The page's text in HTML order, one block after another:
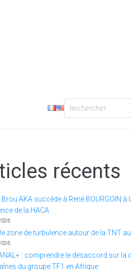
récents
AKA succède à René BOURGOIN à
de la HACA
zone de turbulence autour de la TNT au
: comprendre le désaccord sur la
du groupe TF1 en Afrique